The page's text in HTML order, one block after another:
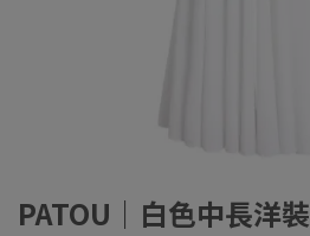
PATOU｜白色中長洋裝